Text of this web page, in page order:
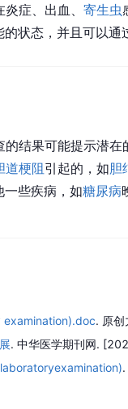
炎症、出血、寄生虫
的状态，并且可以
结果可能提示潜
道梗阻引起的，如胆
一些疾病，如糖尿病
examination).doc. 原创
. 中华医学期刊网.
.